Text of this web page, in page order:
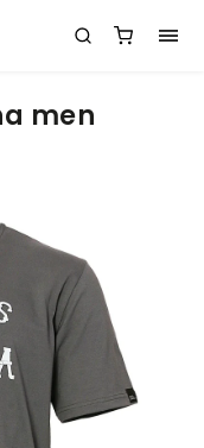
men